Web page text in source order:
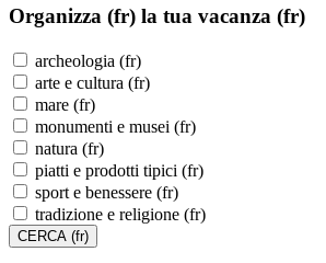
Organizza (fr) la tua vacanza (fr)
archeologia (fr)
arte e cultura (fr)
mare (fr)
monumenti e musei (fr)
natura (fr)
piatti e prodotti tipici (fr)
sport e benessere (fr)
tradizione e religione (fr)